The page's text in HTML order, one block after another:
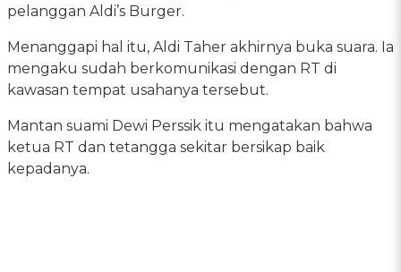
pelanggan Aldi’s Burger.
Menanggapi hal itu, Aldi Taher akhirnya buka suara. Ia
mengaku sudah berkomunikasi dengan RT di
kawasan tempat usahanya tersebut.
Mantan suami Dewi Perssik itu mengatakan bahwa
ketua RT dan tetangga sekitar bersikap baik
kepadanya.